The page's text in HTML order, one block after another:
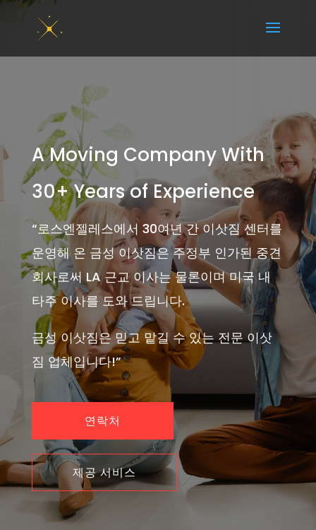
A Moving Company With
30+ Years of Experience
“로스엔젤레스에서 30여년 간 이삿짐 센터를
운영해 온 금성 이삿짐은 주정부 인가된 중견
회사로써 LA 근교 이사는 물론이며 미국 내
타주 이사를 도와 드립니다.
금성 이삿짐은 믿고 맡길 수 있는 전문 이삿
짐 업체입니다!”
연락처
제공 서비스